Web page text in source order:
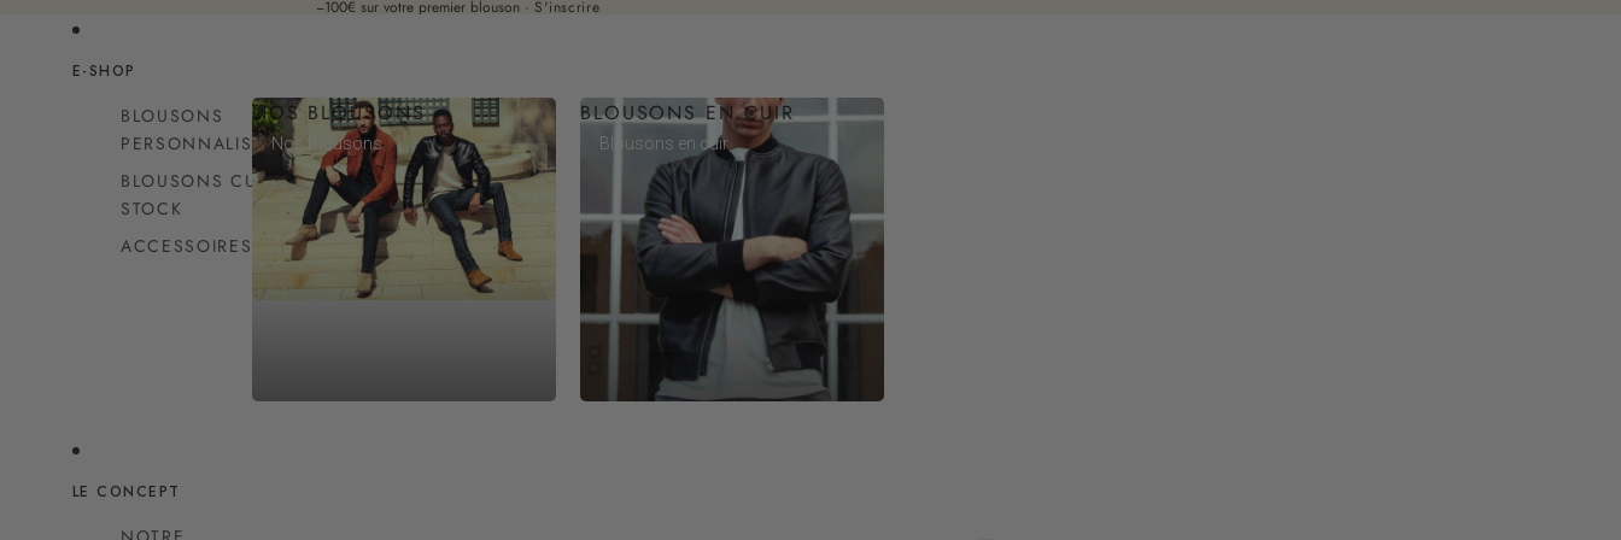
−100€ sur votre premier blouson · S'inscrire
E-SHOP
BLOUSONS
PERSONNALISABLES
BLOUSONS CUIR EN
STOCK
ACCESSOIRES
NOS BLOUSONS
Nos Blousons
BLOUSONS EN CUIR
Blousons en cuir
LE CONCEPT